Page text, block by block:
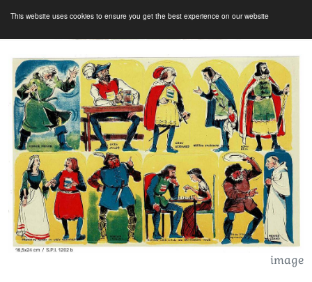
This website uses cookies to ensure you get the best experience on our website
image